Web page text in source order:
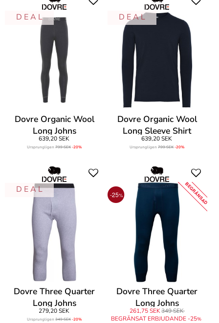
D E A L
Dovre Organic Wool
Long Johns
639,20 SEK
Ursprungligen799 SEK-20%
D E A L
Dovre Organic Wool
Long Sleeve Shirt
639,20 SEK
Ursprungligen799 SEK-20%
D E A L
Dovre Three Quarter
Long Johns
279,20 SEK
Ursprungligen349 SEK-20%
-25% BEGRÄNSAD
Dovre Three Quarter
Long Johns
261,75 SEK349 SEK
BEGRÄNSAT ERBJUDANDE -25%